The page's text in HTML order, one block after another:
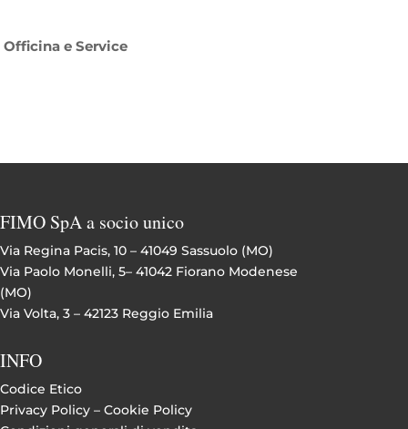
Officina e Service
FIMO SpA a socio unico
Via Regina Pacis, 10 – 41049 Sassuolo (MO)
Via Paolo Monelli, 5– 41042 Fiorano Modenese
(MO)
Via Volta, 3 – 42123 Reggio Emilia
INFO
Codice Etico
Privacy Policy – Cookie Policy